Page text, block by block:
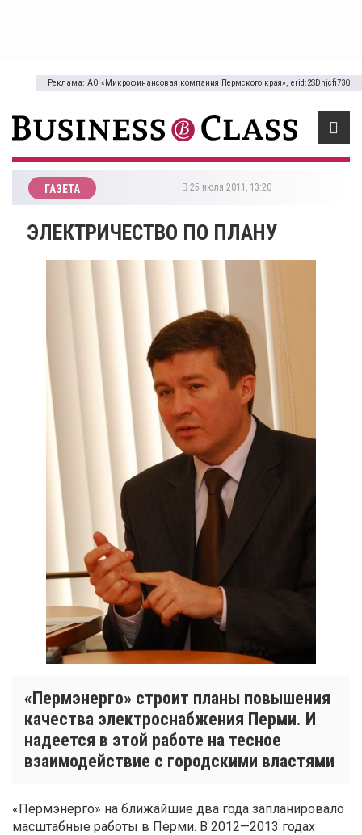
Реклама: АО «Микрофинансовая компания Пермского края», erid:2SDnjcfi73Q
ГАЗЕТА 25 июля 2011, 13:20
ЭЛЕКТРИЧЕСТВО ПО ПЛАНУ
«Пермэнерго» строит планы повышения
качества электроснабжения Перми. И
надеется в этой работе на тесное
взаимодействие с городскими властями
«Пермэнерго» на ближайшие два года запланировало
масштабные работы в Перми. В 2012—2013 годах